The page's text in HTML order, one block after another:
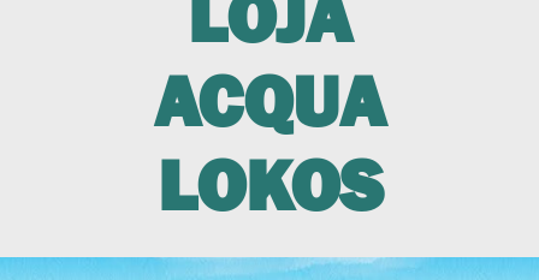
LOJA
ACQUA
LOKOS